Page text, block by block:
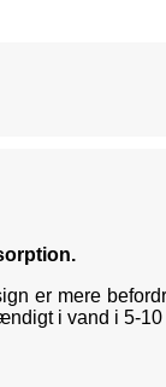
er mere
i vand i 5-10